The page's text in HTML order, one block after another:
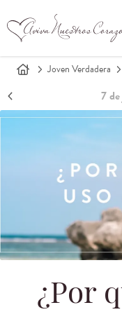
Joven Verdadera
7
¿Por